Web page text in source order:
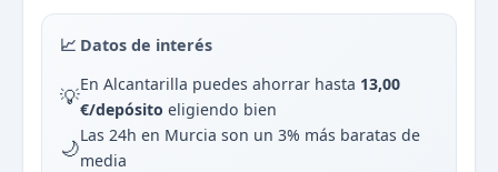
📈 Datos de interés
💡En Alcantarilla puedes ahorrar hasta 13,00
€/depósito eligiendo bien
🌙Las 24h en Murcia son un 3% más baratas de
media